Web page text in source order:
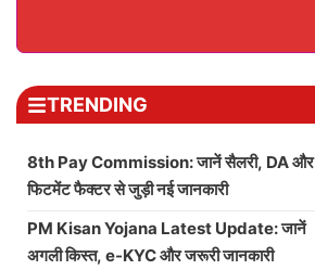
TRENDING
8th Pay Commission: जानें सैलरी, DA और
फिटमेंट फैक्टर से जुड़ी नई जानकारी
PM Kisan Yojana Latest Update: जानें
अगली किस्त, e-KYC और जरूरी जानकारी